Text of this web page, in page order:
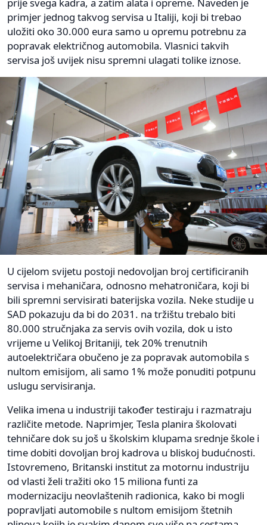
primjer jednog takvog servisa u Italiji, koji bi trebao
uložiti oko 30.000 eura samo u opremu potrebnu za
popravak električnog automobila. Vlasnici takvih
servisa još uvijek nisu spremni ulagati tolike iznose.
U cijelom svijetu postoji nedovoljan broj certificiranih
servisa i mehaničara, odnosno mehatroničara, koji bi
bili spremni servisirati baterijska vozila. Neke studije u
SAD pokazuju da bi do 2031. na tržištu trebalo biti
80.000 stručnjaka za servis ovih vozila, dok u isto
vrijeme u Velikoj Britaniji, tek 20% trenutnih
autoelektričara obučeno je za popravak automobila s
nultom emisijom, ali samo 1% može ponuditi potpunu
uslugu servisiranja.
Velika imena u industriji također testiraju i razmatraju
različite metode. Naprimjer, Tesla planira školovati
tehničare dok su još u školskim klupama srednje škole i
time dobiti dovoljan broj kadrova u bliskoj budućnosti.
Istovremeno, Britanski institut za motornu industriju
od vlasti želi tražiti oko 15 miliona funti za
modernizaciju neovlaštenih radionica, kako bi mogli
popravljati automobile s nultom emisijom štetnih